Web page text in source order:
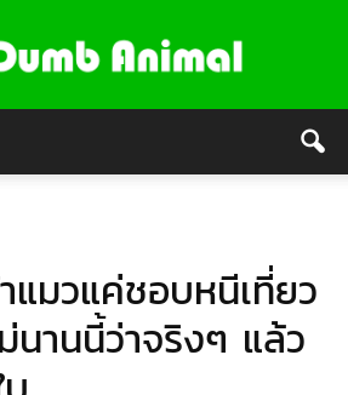
แมวแค่ชอบหนีเที่ยว
นานนี้ว่าจริงๆ แล้ว